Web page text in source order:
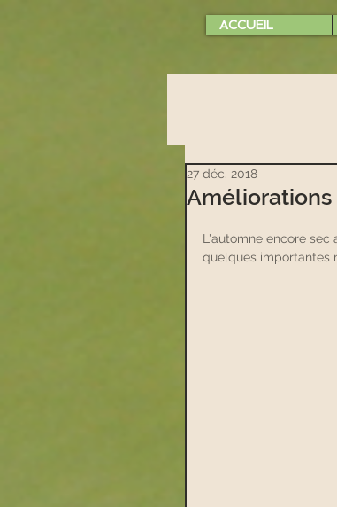
ACCUEIL
27 déc. 2018
L'automne encore sec
quelques importantes